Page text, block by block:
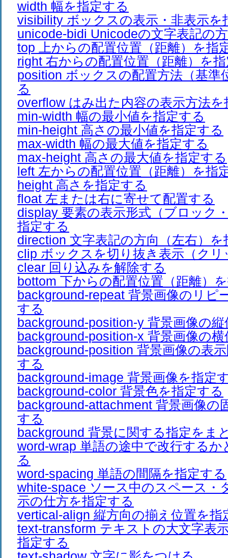
width 幅を指定する
visibility ボックスの表示・非表示を
unicode-bidi Unicodeの文字表記の
top 上からの配置位置（距離）を指
right 右からの配置位置（距離）を
position ボックスの配置方法（基準
る
overflow はみ出た内容の表示方法を
min-width 幅の最小値を指定する
min-height 高さの最小値を指定する
max-width 幅の最大値を指定する
max-height 高さの最大値を指定する
left 左からの配置位置（距離）を指
height 高さを指定する
float 左または右に寄せて配置する
display 要素の表示形式（ブロック
指定する
direction 文字表記の方向（左右）を
clip ボックスを切り抜き表示（ク
clear 回り込みを解除する
bottom 下からの配置位置（距離）
background-repeat 背景画像のリピ
する
background-position-y 背景画像の
background-position-x 背景画像の
background-position 背景画像の表
する
background-image 背景画像を指定
background-color 背景色を指定する
background-attachment 背景画像の
する
background 背景に関する指定をま
word-wrap 単語の途中で改行する
る
word-spacing 単語の間隔を指定する
white-space ソース中のスペース・
示の仕方を指定する
vertical-align 縦方向の揃え位置を指
text-transform テキストの大文字表
指定する